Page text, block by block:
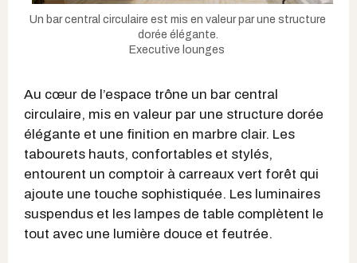
Un bar central circulaire est mis en valeur par une structure
dorée élégante.
Executive lounges
Au cœur de l’espace trône un bar central
circulaire, mis en valeur par une structure dorée
élégante et une finition en marbre clair. Les
tabourets hauts, confortables et stylés,
entourent un comptoir à carreaux vert forêt qui
ajoute une touche sophistiquée. Les luminaires
suspendus et les lampes de table complètent le
tout avec une lumière douce et feutrée.